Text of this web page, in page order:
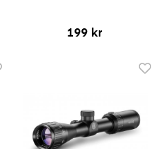
199 kr